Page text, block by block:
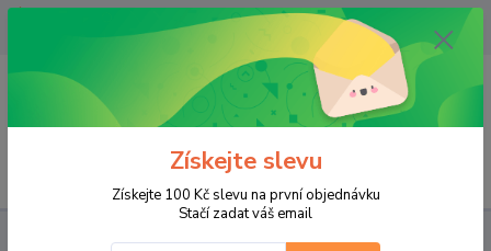
OPAVA 733537099/HLUČÍN
734541648/OLOMOUC 734593593
0,00 CZK
PRO JEZDCE VOLNÝ ČAS Pásky a šle
Kožený opasek W-
Získejte slevu
Získejte 100 Kč slevu na první objednávku
Stačí zadat váš email